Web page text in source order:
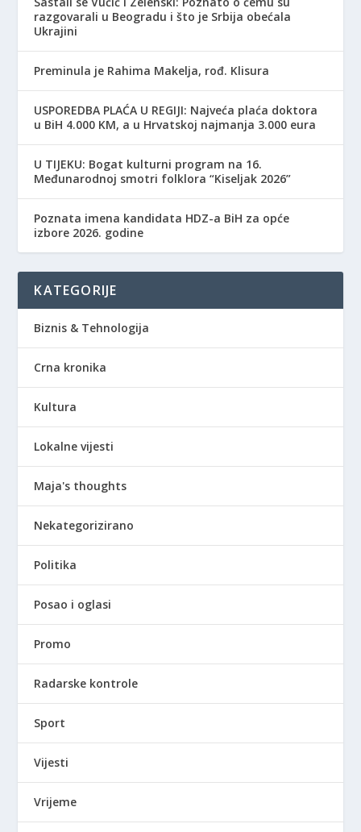
razgovarali u Beogradu i što je Srbija obećala
Ukrajini
Preminula je Rahima Makelja, rođ. Klisura
USPOREDBA PLAĆA U REGIJI: Najveća plaća doktora
u BiH 4.000 KM, a u Hrvatskoj najmanja 3.000 eura
​U TIJEKU: Bogat kulturni program na 16.
Međunarodnoj smotri folklora “Kiseljak 2026”
Poznata imena kandidata HDZ-a BiH za opće
izbore 2026. godine
KATEGORIJE
Biznis & Tehnologija
Crna kronika
Kultura
Lokalne vijesti
Maja's thoughts
Nekategorizirano
Politika
Posao i oglasi
Promo
Radarske kontrole
Sport
Vijesti
Vrijeme